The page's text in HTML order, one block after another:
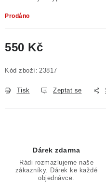
Prodáno
550 Kč
Kód zboží: 23817
Tisk Zeptat se
Dárek zdarma
Rádi rozmazlujeme naše
zákazníky. Dárek ke každé
objednávce.